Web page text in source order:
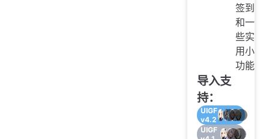
签到
和一
些实
用小
功能
导入支
持：
UIGF
v4.2
UIGF